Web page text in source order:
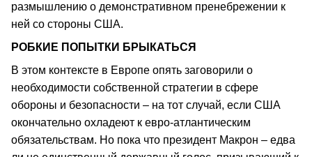
размышлению о демонстративном пренебрежении к
ней со стороны США.
РОБКИЕ ПОПЫТКИ БРЫКАТЬСЯ
В этом контексте в Европе опять заговорили о
необходимости собственной стратегии в сфере
обороны и безопасности – на тот случай, если США
окончательно охладеют к евро-атлантическим
обязательствам. Но пока что президент Макрон – едва